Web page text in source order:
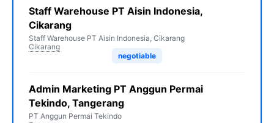
Staff Warehouse PT Aisin Indonesia,
Cikarang
Staff Warehouse PT Aisin Indonesia, Cikarang
Cikarang
negotiable
Admin Marketing PT Anggun Permai
Tekindo, Tangerang
PT Anggun Permai Tekindo